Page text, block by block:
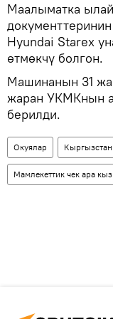
Маалыматка
Hyundai Starex
өтмөкчү болгон.
Машинанын 31
жаран УКМКнын
берилди.
Окуялар Кыргызстан
Мамлекеттик чек ара